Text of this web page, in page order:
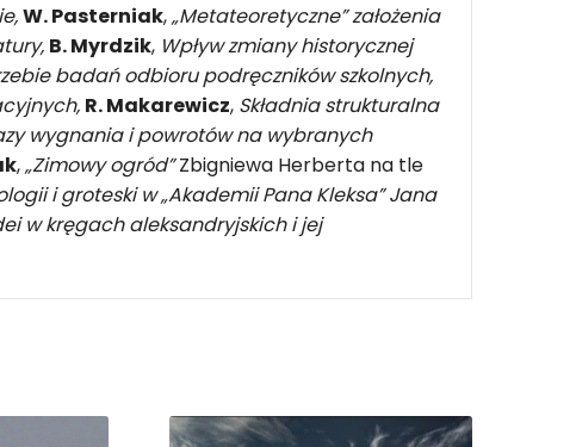
W. Pasterniak,„Metateoretyczne” założenia
B. Myrdzik, Wpływ zmiany historycznej
badań odbioru podręczników szkolnych,
R. Makarewicz, Składnia strukturalna
wygnania i powrotów na wybranych
,„Zimowy ogród”Zbigniewa Herberta na tle
i groteski w „Akademii Pana Kleksa” Jana
w kręgach aleksandryjskich i jej